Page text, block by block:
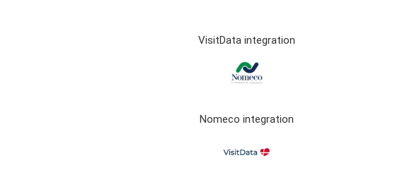
VisitData integration
Nomeco integration